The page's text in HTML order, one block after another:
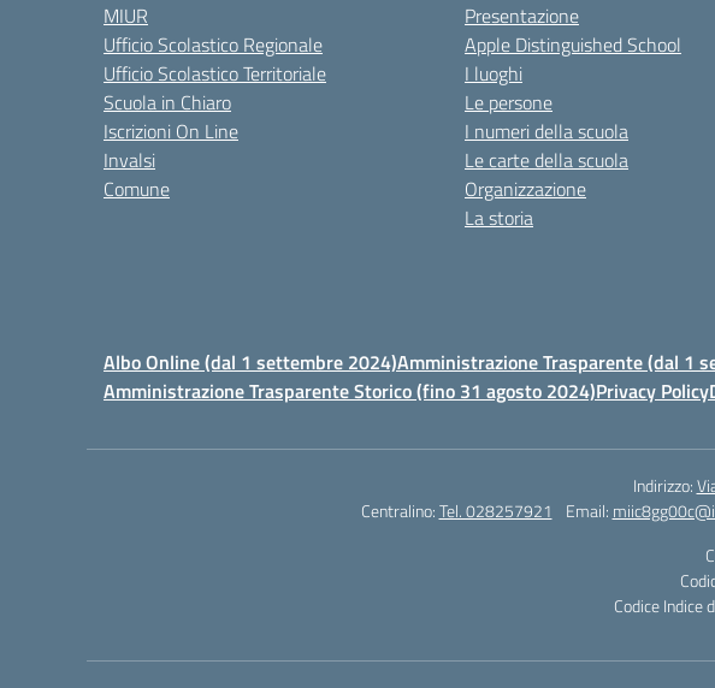
MIUR
Ufficio Scolastico Regionale
Ufficio Scolastico Territoriale
Scuola in Chiaro
Iscrizioni On Line
Invalsi
Comune
Presentazione
Apple Distinguished School
I luoghi
Le persone
I numeri della scuola
Le carte della scuola
Organizzazione
La storia
Albo Online (dal 1 settembre 2024)Amministrazione Trasparente (dal 1
Amministrazione Trasparente Storico (fino 31 agosto 2024)Privacy Policy
Indirizzo:
Centralino:Tel. 028257921 Email:
Codice Indice